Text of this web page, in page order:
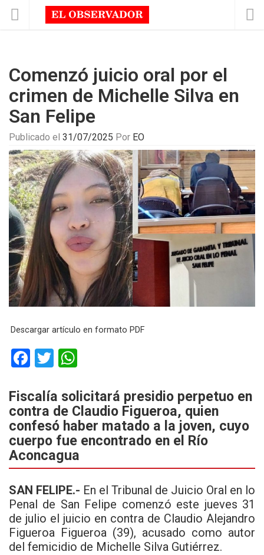
Comenzó juicio oral por el
crimen de Michelle Silva en
San Felipe
Publicado el 31/07/2025 Por EO
Descargar artículo en formato PDF
F
ce
b
o
o
k
T
tt
er
at
s
A
p
p
Fiscalía solicitará presidio perpetuo en
contra de Claudio Figueroa, quien
confesó haber matado a la joven, cuyo
cuerpo fue encontrado en el Río
Aconcagua
SAN FELIPE.- En el Tribunal de Juicio Oral en lo
Penal de San Felipe comenzó este jueves 31
de julio el juicio en contra de Claudio Alejandro
Figueroa Figueroa (39), acusado como autor
del femicidio de Michelle Silva Gutiérrez.